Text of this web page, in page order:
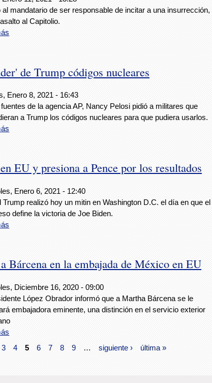
al mandatario de ser responsable de incitar a una insurrección,
al Capitolio.
de Trump códigos nucleares
Enero 8, 2021 - 16:43
de la agencia AP, Nancy Pelosi pidió a militares que
a Trump los códigos nucleares para que pudiera usarlos.
EU y presiona a Pence por los resultados
Enero 6, 2021 - 12:40
Trump realizó hoy un mitin en Washington D.C. el día en que el
define la victoria de Joe Biden.
Bárcena en la embajada de México en EU
Diciembre 16, 2020 - 09:00
López Obrador informó que a Martha Bárcena se le
embajadora eminente, una distinción en el servicio exterior
3 4 5 6 7 8 9 … siguiente › última »